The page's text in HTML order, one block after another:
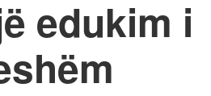
edukim i